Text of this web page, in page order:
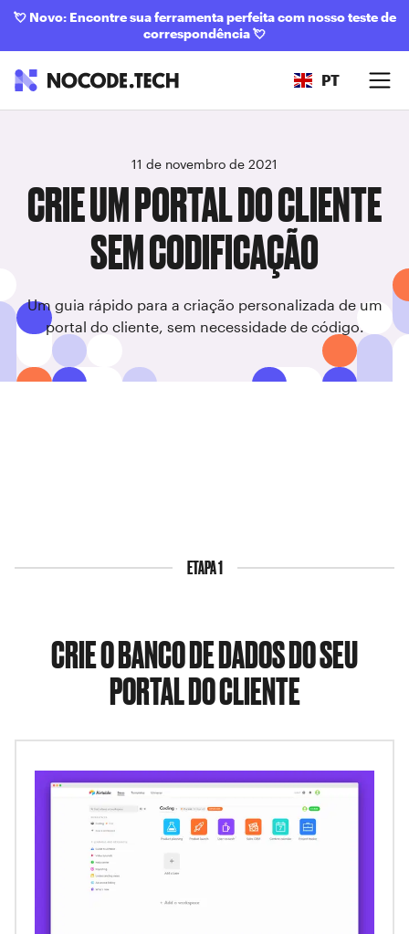
💘Novo: Encontre sua ferramenta perfeita com nosso teste de
correspondência💘
PT
11 de novembro de 2021
CRIE UM PORTAL DO CLIENTE
SEM CODIFICAÇÃO
Um guia rápido para a criação personalizada de um
portal do cliente, sem necessidade de código.
ETAPA 1
CRIE O BANCO DE DADOS DO SEU
PORTAL DO CLIENTE